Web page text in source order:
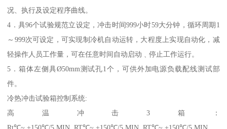
况、执行及设定程序曲线。
4．具96个试验规范立设定，冲击时间999小时59大分钟，循环周期1
～999次可设定，可实现制冷机自动运转，大程度上实现自动化，减
轻操作人员工作量，可在任意时间自动启动﹑停止工作运行。
5．箱体左侧具Ø50mm测试孔1个，可供外加电源负载配线测试部
件。
冷热冲击试验箱控制系统:
高温冲击3箱：